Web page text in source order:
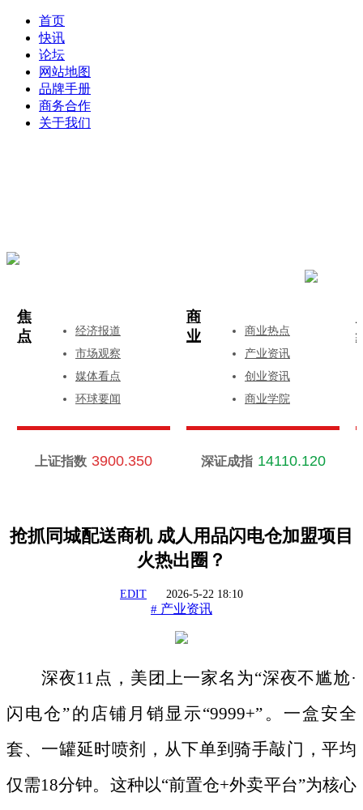
首页
快讯
论坛
网站地图
品牌手册
商务合作
关于我们
焦
点
经济报道
市场观察
媒体看点
环球要闻
商
业
商业热点
产业资讯
创业资讯
商业学院
上证指数 3900.350 深证成指 14110.120
抢抓同城配送商机 成人用品闪电仓加盟项目
火热出圈？
EDIT 2026-5-22 18:10
# 产业资讯
深夜11点，美团上一家名为“深夜不尴尬·
闪电仓”的店铺月销显示“9999+”。一盒安全
套、一罐延时喷剂，从下单到骑手敲门，平均
仅需18分钟。这种以“前置仓+外卖平台”为核心